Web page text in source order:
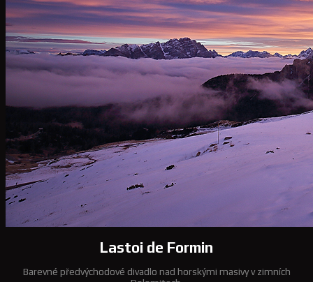
Lastoi de Formin
Barevné předvýchodové divadlo nad horskými masivy v zimních